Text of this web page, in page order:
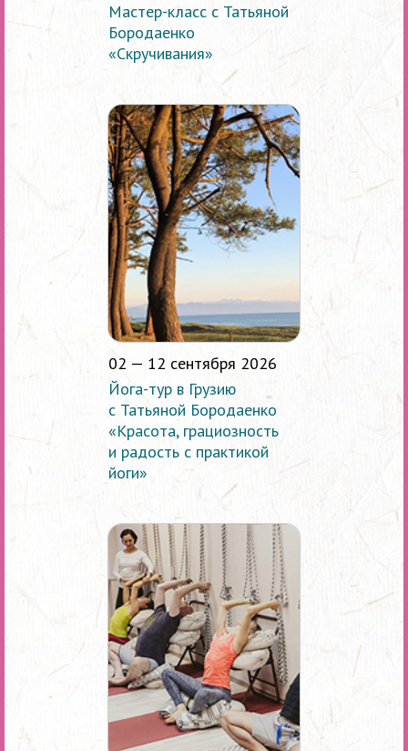
Мастер-класс с Татьяной
Бородаенко
«Скручивания»
02 — 12 сентября 2026
Йога-тур в Грузию
с Татьяной Бородаенко
«Красота, грациозность
и радость с практикой
йоги»